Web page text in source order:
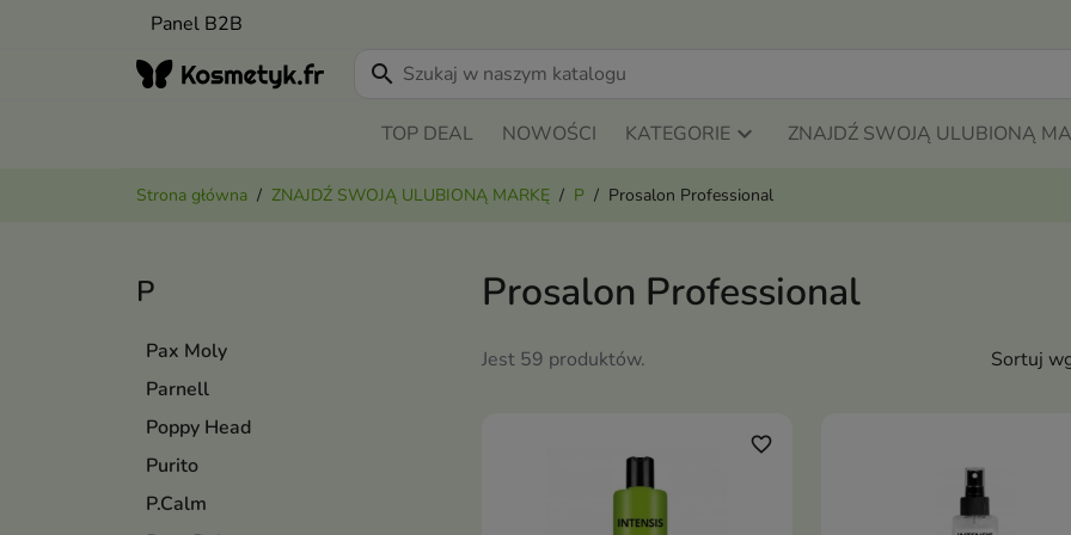
Panel B2B
search
TOP DEAL NOWOŚCI KATEGORIE ZNAJDŹ SWOJĄ ULUBIONĄ
Strona główna ZNAJDŹ SWOJĄ ULUBIONĄ MARKĘ P Prosalon Professional
P
Pax Moly
Parnell
Poppy Head
Purito
P.Calm
Prosalon Professional
Jest 59 produktów. Sortuj
favorite_border